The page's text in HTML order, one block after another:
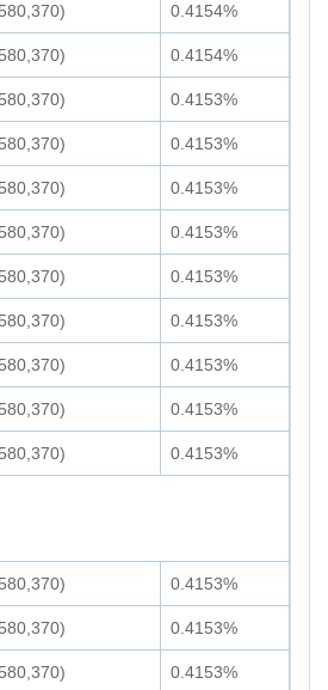
0.4154%
0.4154%
0.4153%
0.4153%
0.4153%
0.4153%
0.4153%
0.4153%
0.4153%
0.4153%
0.4153%
0.4153%
0.4153%
0.4153%